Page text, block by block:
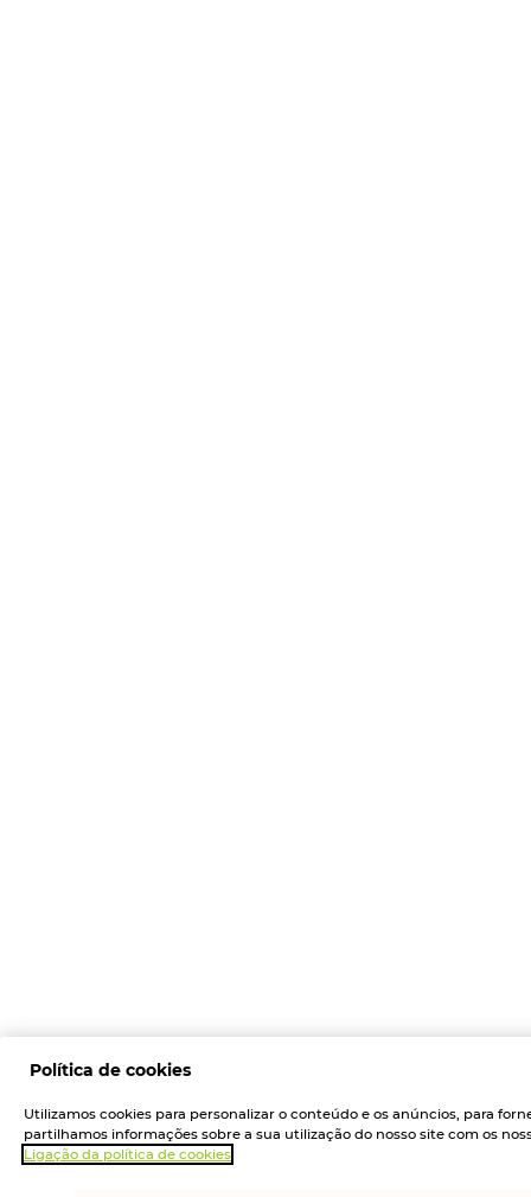
Política de cookies
Utilizamos cookies para personalizar o conteúdo e os anúncios, para
partilhamos informações sobre a sua utilização do nosso site com os
Ligação da política de cookies